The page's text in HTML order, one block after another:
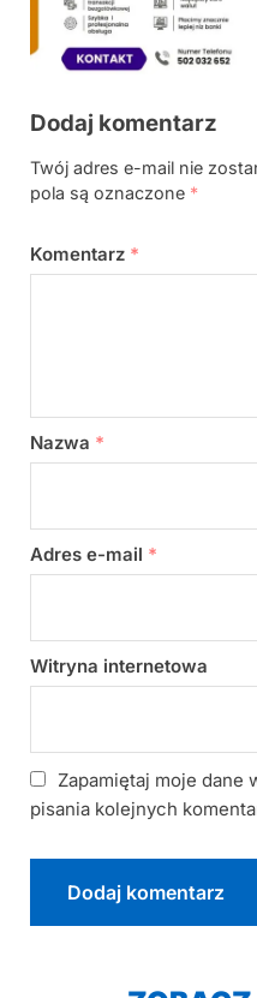
Dodaj komentarz
Twój adres e-mail nie
pola są oznaczone *
Komentarz *
Nazwa *
Adres e-mail *
Witryna internetowa
Zapamiętaj moje dane
pisania kolejnych